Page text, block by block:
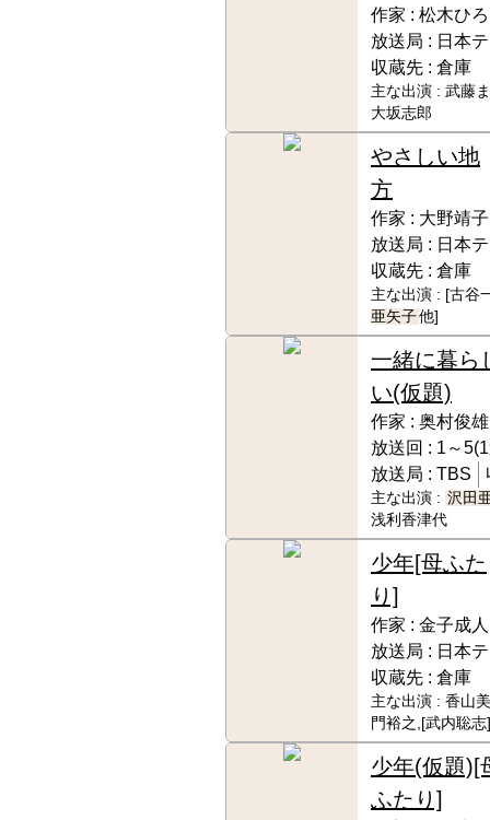
作家 : 松木ひ
放送局 : 日本
収蔵先 : 倉庫
主な出演 : 武藤
大坂志郎
やさしい地
方
作家 : 大野靖子
放送局 : 日本
収蔵先 : 倉庫
主な出演 : [古谷
亜矢子他]
一緒に暮ら
い(仮題)
作家 : 奥村俊雄
放送回 : 1～
放送局 : TBS
主な出演 : 沢田
浅利香津代
少年[母ふた
り]
作家 : 金子成人
放送局 : 日本
収蔵先 : 倉庫
主な出演 : 香山
門裕之,[武内聡志]
少年(仮題)[
ふたり]